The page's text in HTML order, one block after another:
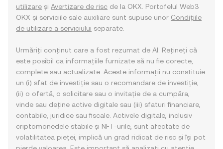
utilizare și Avertizare de risc de la OKX. Portofelul Web3
OKX și serviciile sale auxiliare sunt supuse unor Condițiile
de utilizare a serviciului separate.
Urmăriți conținut care a fost rezumat de AI. Rețineți că
este posibil ca informațiile furnizate să nu fie corecte,
complete sau actualizate. Aceste informații nu constituie
un (i) sfat de investiție sau o recomandare de investiție,
(ii) o ofertă, o solicitare sau o invitație de a cumpăra,
vinde sau deține active digitale sau (iii) sfaturi financiare,
contabile, juridice sau fiscale. Activele digitale, inclusiv
criptomonedele stabile și NFT-urile, sunt afectate de
volatilitatea pieței, implică un grad ridicat de risc și își pot